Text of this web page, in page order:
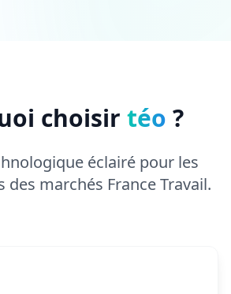
choisir téo ?
éclairé pour les
des marchés France Travail.